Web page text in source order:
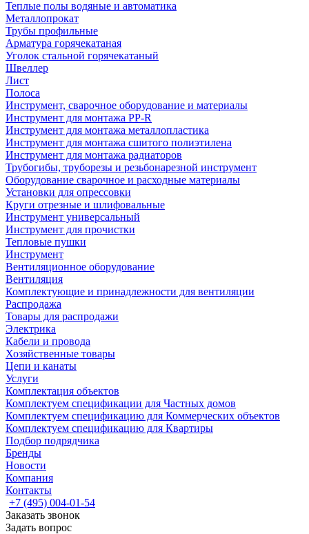
Теплые полы водяные и автоматика
Металлопрокат
Трубы профильные
Арматура горячекатаная
Уголок стальной горячекатаный
Швеллер
Лист
Полоса
Инструмент, сварочное оборудование и материалы
Инструмент для монтажа PP-R
Инструмент для монтажа металлопластика
Инструмент для монтажа сшитого полиэтилена
Инструмент для монтажа радиаторов
Трубогибы, труборезы и резьбонарезной инструмент
Оборудование сварочное и расходные материалы
Установки для опрессовки
Круги отрезные и шлифовальные
Инструмент универсальный
Инструмент для прочистки
Тепловые пушки
Инструмент
Вентиляционное оборудование
Вентиляция
Комплектующие и принадлежности для вентиляции
Распродажа
Товары для распродажи
Электрика
Кабели и провода
Хозяйственные товары
Цепи и канаты
Услуги
Комплектация объектов
Комплектуем спецификации для Частных домов
Комплектуем спецификацию для Коммерческих объектов
Комплектуем спецификацию для Квартиры
Подбор подрядчика
Бренды
Новости
Компания
Контакты
+7 (495) 004-01-54
Заказать звонок
Задать вопрос